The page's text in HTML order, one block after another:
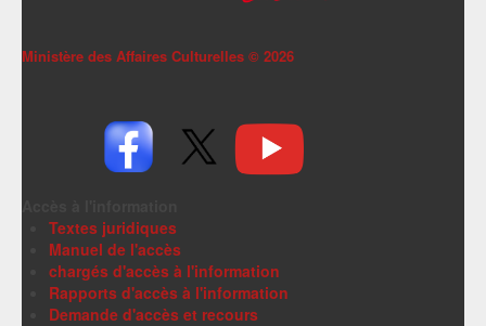
Ministère des Affaires Culturelles © 2026
Textes juridiques
Manuel de l'accès
chargés d'accès à l'information
Rapports d'accès à l'information
Demande d'accès et recours